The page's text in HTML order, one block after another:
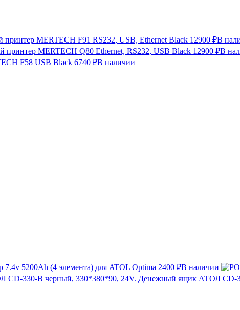
принтер MERTECH F91 RS232, USB, Ethernet Black 12900 ₽В
принтер MERTECH Q80 Ethernet, RS232, USB Black 12900 ₽В
F58 USB Black 6740 ₽В наличии
7.4v 5200Ah (4 элемента) для ATOL Optima 2400 ₽В наличии
Денежный ящик АТОЛ CD-